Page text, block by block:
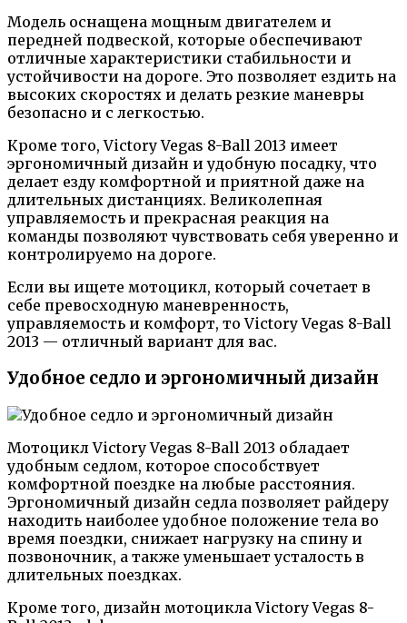
Модель оснащена мощным двигателем и
передней подвеской, которые обеспечивают
отличные характеристики стабильности и
устойчивости на дороге. Это позволяет ездить на
высоких скоростях и делать резкие маневры
безопасно и с легкостью.
Кроме того, Victory Vegas 8-Ball 2013 имеет
эргономичный дизайн и удобную посадку, что
делает езду комфортной и приятной даже на
длительных дистанциях. Великолепная
управляемость и прекрасная реакция на
команды позволяют чувствовать себя уверенно и
контролируемо на дороге.
Если вы ищете мотоцикл, который сочетает в
себе превосходную маневренность,
управляемость и комфорт, то Victory Vegas 8-Ball
2013 — отличный вариант для вас.
Удобное седло и эргономичный дизайн
Мотоцикл Victory Vegas 8-Ball 2013 обладает
удобным седлом, которое способствует
комфортной поездке на любые расстояния.
Эргономичный дизайн седла позволяет райдеру
находить наиболее удобное положение тела во
время поездки, снижает нагрузку на спину и
позвоночник, а также уменьшает усталость в
длительных поездках.
Кроме того, дизайн мотоцикла Victory Vegas 8-